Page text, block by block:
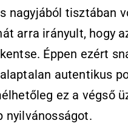
nagyjából tisztában
arra irányult, hogy
Éppen ezért
autentikus
ez a végső
nyilvánosságot.